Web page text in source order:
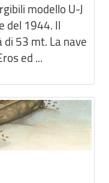
modello U-J
del 1944. Il
53 mt. La nave
ed ...